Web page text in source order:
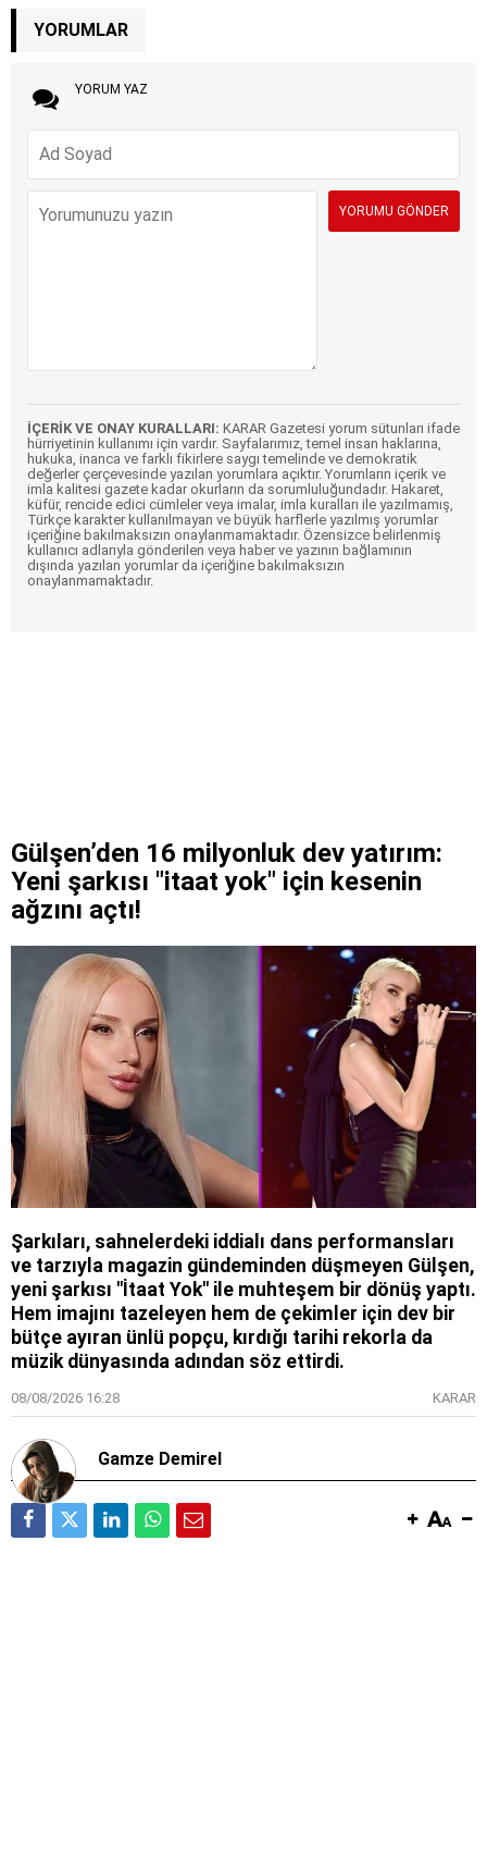
YORUMLAR
YORUM YAZ
İÇERİK VE ONAY KURALLARI: KARAR Gazetesi yorum sütunları ifade
hürriyetinin kullanımı için vardır. Sayfalarımız, temel insan haklarına,
hukuka, inanca ve farklı fikirlere saygı temelinde ve demokratik
değerler çerçevesinde yazılan yorumlara açıktır. Yorumların içerik ve
imla kalitesi gazete kadar okurların da sorumluluğundadır. Hakaret,
küfür, rencide edici cümleler veya imalar, imla kuralları ile yazılmamış,
Türkçe karakter kullanılmayan ve büyük harflerle yazılmış yorumlar
içeriğine bakılmaksızın onaylanmamaktadır. Özensizce belirlenmiş
kullanıcı adlarıyla gönderilen veya haber ve yazının bağlamının
dışında yazılan yorumlar da içeriğine bakılmaksızın
onaylanmamaktadır.
Gülşen’den 16 milyonluk dev yatırım:
Yeni şarkısı "itaat yok" için kesenin
ağzını açtı!
Şarkıları, sahnelerdeki iddialı dans performansları
ve tarzıyla magazin gündeminden düşmeyen Gülşen,
yeni şarkısı "İtaat Yok" ile muhteşem bir dönüş yaptı.
Hem imajını tazeleyen hem de çekimler için dev bir
bütçe ayıran ünlü popçu, kırdığı tarihi rekorla da
müzik dünyasında adından söz ettirdi.
08/08/2026 16:28 KARAR
Gamze Demirel